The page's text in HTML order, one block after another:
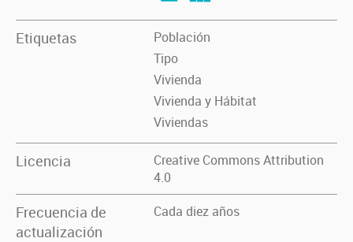
Etiquetas
Población
Tipo
Vivienda
Vivienda y Hábitat
Viviendas
Licencia
Creative Commons Attribution
4.0
Frecuencia de
actualización
Cada diez años